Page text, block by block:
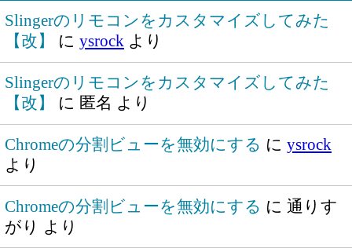
Slingerのリモコンをカスタマイズしてみた
【改】
に ysrockより
Slingerのリモコンをカスタマイズしてみた
【改】
に 匿名 より
Chromeの分割ビューを無効にする に ysrock
より
Chromeの分割ビューを無効にする に 通りす
がり より